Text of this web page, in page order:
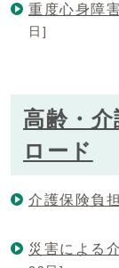
重度心身障
日]
高齢・
ロード
介護保険負
災害による